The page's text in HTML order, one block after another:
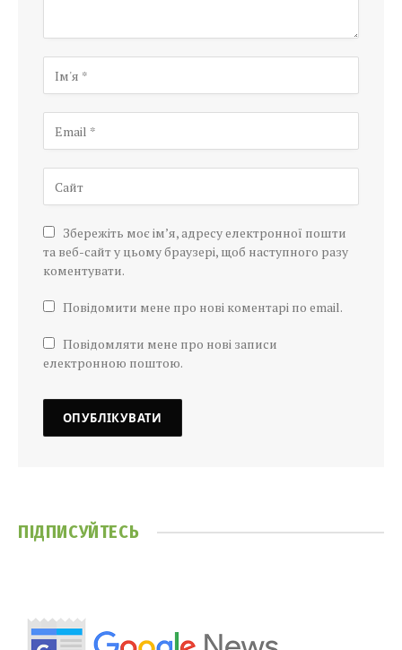
Збережіть моє ім’я, адресу електронної пошти
та веб-сайт у цьому браузері, щоб наступного разу
коментувати.
Повідомити мене про нові коментарі по email.
Повідомляти мене про нові записи
електронною поштою.
ПІДПИСУЙТЕСЬ